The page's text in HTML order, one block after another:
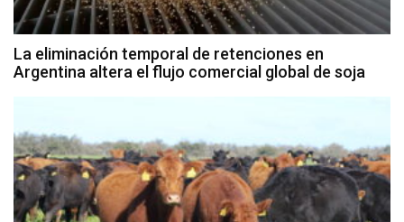
La eliminación temporal de retenciones en
Argentina altera el flujo comercial global de soja